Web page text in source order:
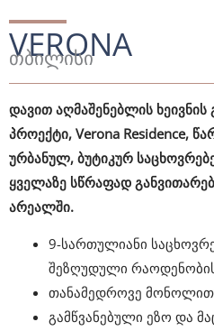
VERONA
თბილისი
დავით აღმაშენებლის ხეივნის
პროექტი, Verona Residence,
ურბანულ, ბუტიკურ
ყველაზე სწრაფად
არეალში.
9-სართულიანი
შეზღუდული
თანამედროვე
გამწვანებული ეზო და